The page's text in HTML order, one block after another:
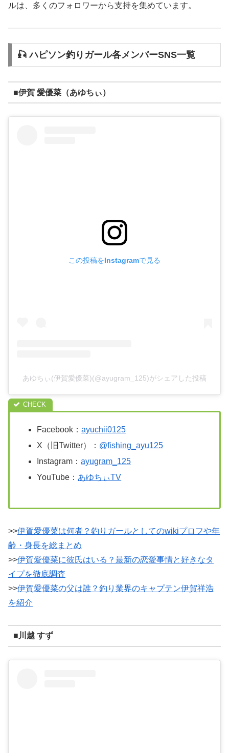
ルは、多くのフォロワーから支持を集めています。
🎣 ハピソン釣りガール各メンバーSNS一覧
■伊賀 愛優菜（あゆちぃ）
この投稿をInstagramで見る
あゆちぃ(伊賀愛優菜)(@ayugram_125)がシェアした投稿
Facebook：ayuchii0125
X（旧Twitter）： @fishing_ayu125
Instagram：ayugram_125
YouTube： あゆちぃTV
>>伊賀愛優菜は何者？釣りガールとしてのwikiプロフや年
齢・身長を総まとめ
>>伊賀愛優菜に彼氏はいる？最新の恋愛事情と好きなタ
イプを徹底調査
>>伊賀愛優菜の父は誰？釣り業界のキャプテン伊賀祥浩
を紹介
■川越 すず